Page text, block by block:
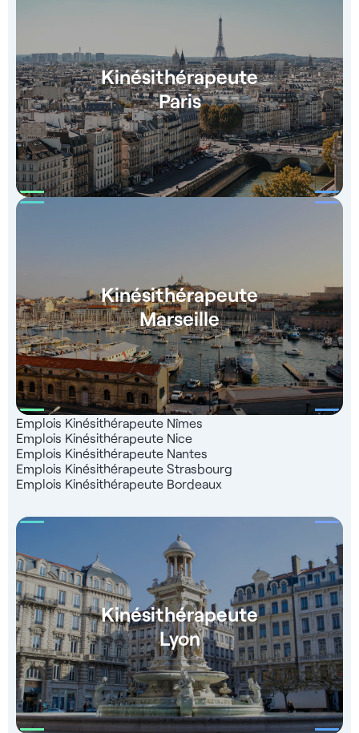
Kinésithérapeute
Paris
Kinésithérapeute
Marseille
Emplois Kinésithérapeute Nîmes
Emplois Kinésithérapeute Nice
Emplois Kinésithérapeute Nantes
Emplois Kinésithérapeute Strasbourg
Emplois Kinésithérapeute Bordeaux
Kinésithérapeute
Lyon